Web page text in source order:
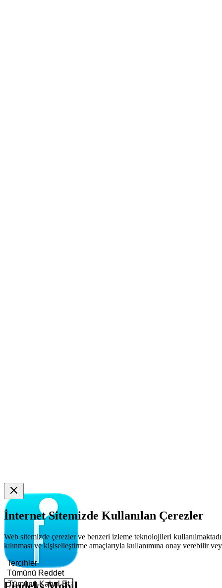
İnternet Sitemizde Kullanılan Çerezler
Web sitemizde çerezler ve benzeri izleme teknolojileri
kılınması ve kişiselleştirme amaçlarıyla kullanımına onay verebilir
Tercihler
Tümünü Reddet
Tümünü Kabul Et